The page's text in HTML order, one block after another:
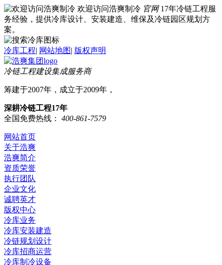
欢迎访问浩爽制冷 官网 17年冷链工程服
务经验，提供冷库设计、安装建造、维保及冷链园区规划方
案。
冷库工程| 网站地图| 版权声明
冷链工程建设集成服务商
筹建于2007年，成立于2009年，
深耕冷链工程17年
全国免费热线：
400-861-7579
网站首页
关于浩爽
浩爽简介
资质荣誉
执行团队
企业文化
诚聘英才
版权中心
冷库业务
冷库安装建造
冷链规划设计
冷库招商运营
冷库制冷设备